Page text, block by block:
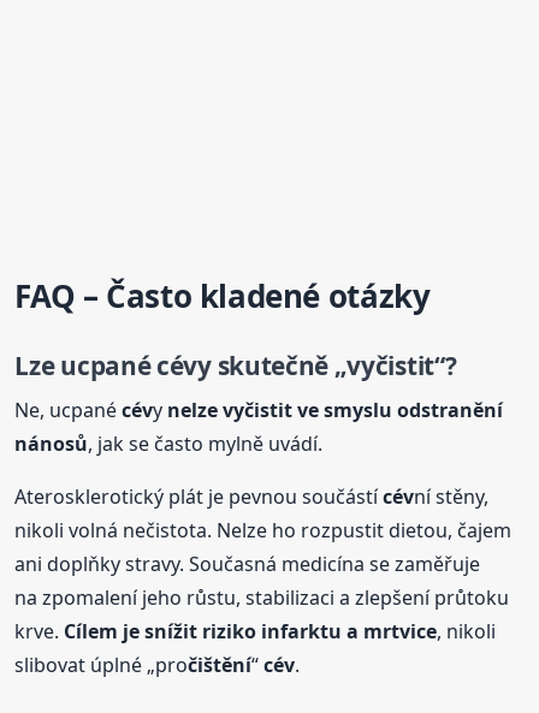
FAQ – Často kladené otázky
Lze ucpanécévy skutečně „vyčistit“?
Ne, ucpanécévy nelze vyčistit ve smyslu odstranění
nánosů, jak se často mylně uvádí.
Aterosklerotický plát je pevnou součástícévní stěny,
nikoli volná nečistota. Nelze ho rozpustit dietou, čajem
ani doplňky stravy. Současná medicína se zaměřuje
na zpomalení jeho růstu, stabilizaci a zlepšení průtoku
krve. Cílem je snížit riziko infarktu a mrtvice, nikoli
slibovat úplné „pročištění“cév.